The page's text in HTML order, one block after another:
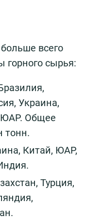
всего
сырья:
Украина,
Общее
тонн.
Китай, ЮАР,
Турция,